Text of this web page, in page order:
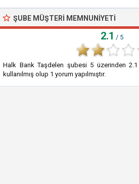
ŞUBE MÜŞTERI MEMNUNIYETI
2.1 / 5
Halk Bank Taşdelen şubesi 5 üzerinden2.1
kullanılmış olup 1 yorum yapılmıştır.